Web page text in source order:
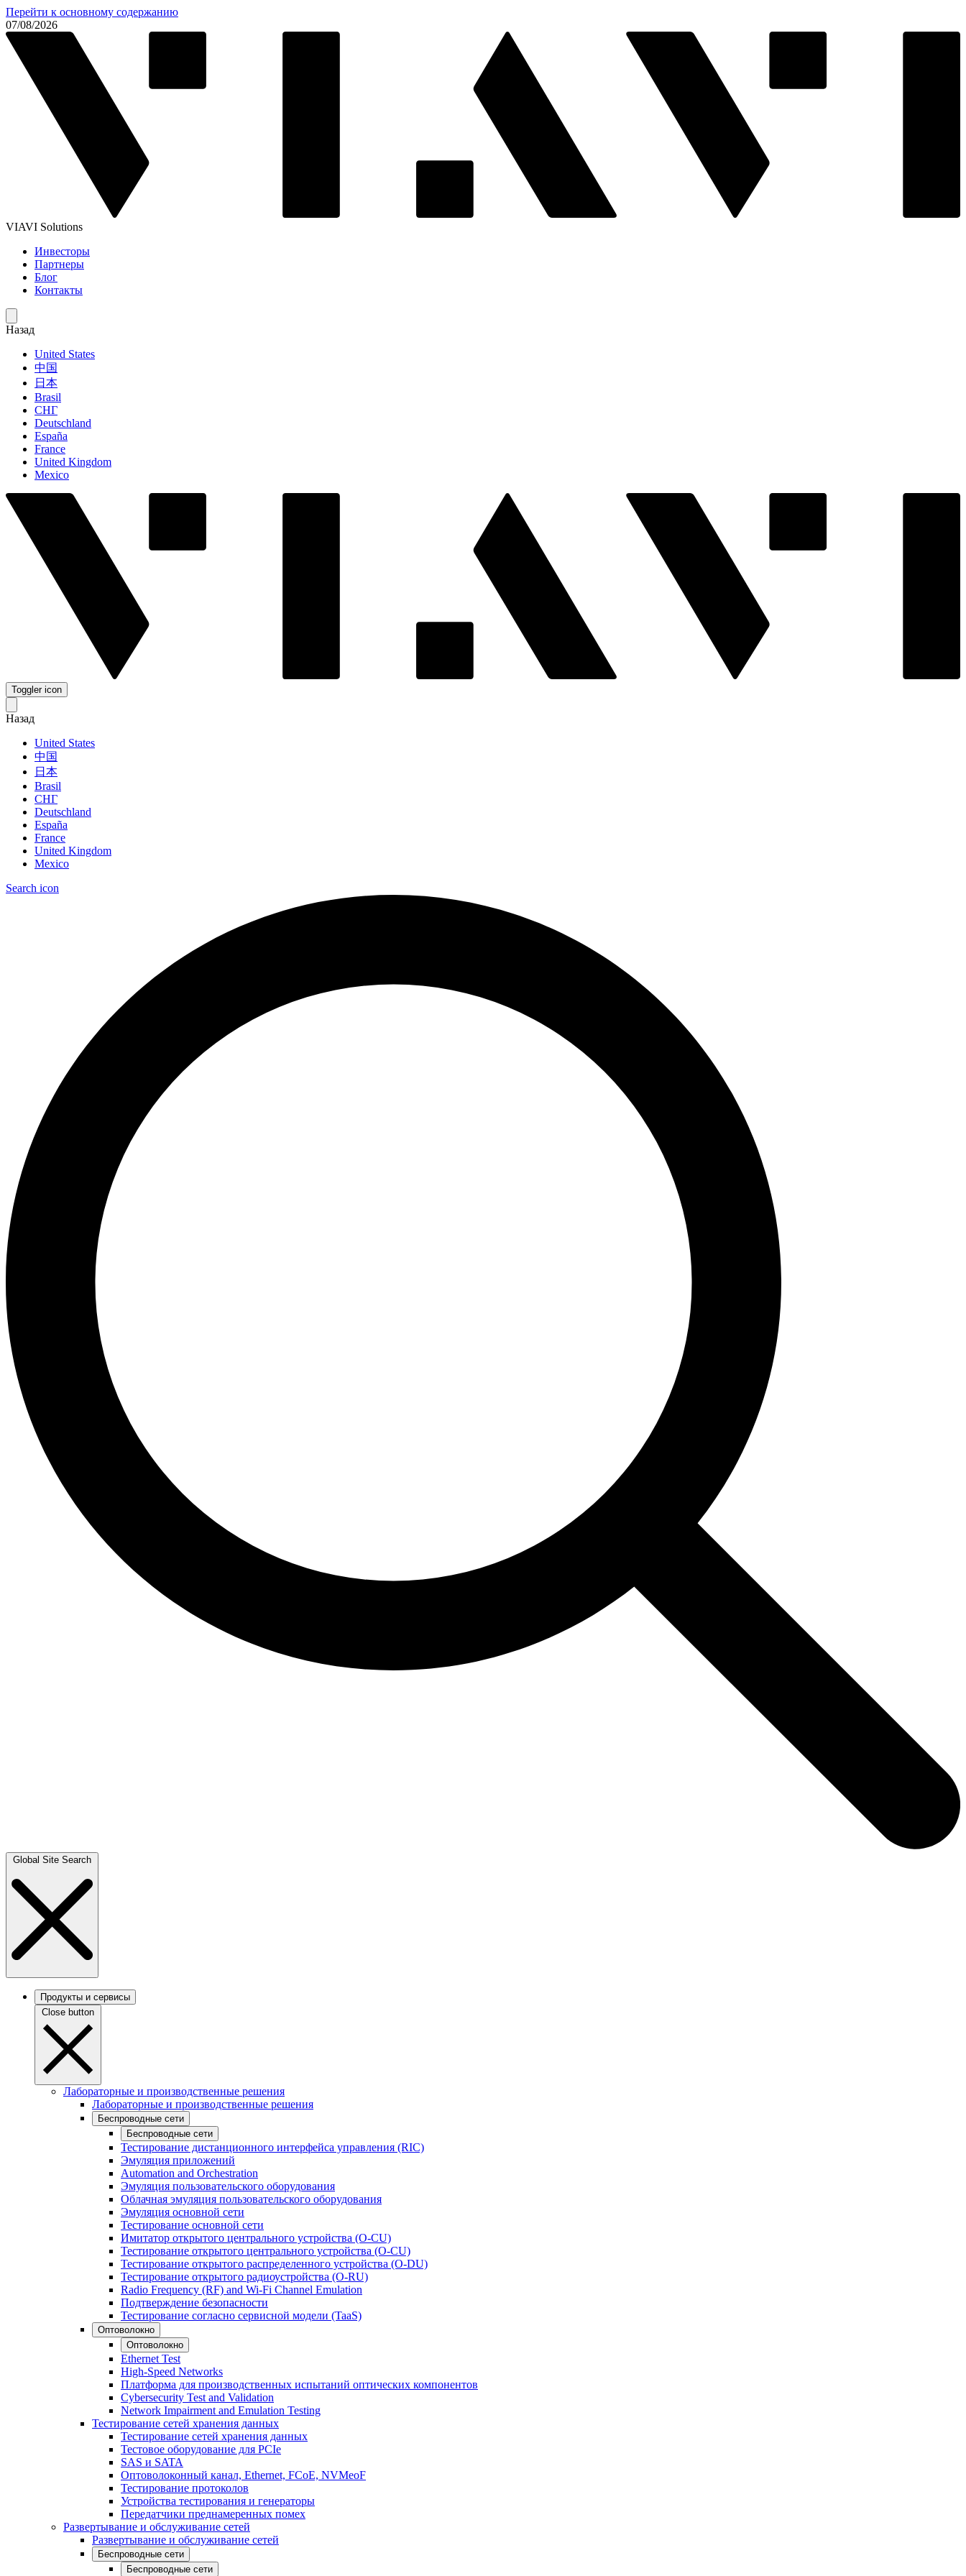
Перейти к основному содержанию
07/08/2026
VIAVI Solutions
Инвесторы
Партнеры
Блог
Контакты
Назад
United States
中国
日本
Brasil
СНГ
Deutschland
España
France
United Kingdom
Mexico
Toggler icon
Назад
United States
中国
日本
Brasil
СНГ
Deutschland
España
France
United Kingdom
Mexico
Search icon
Global Site Search
Продукты и сервисы
Close button
Лабораторные и производственные решения
Лабораторные и производственные решения
Беспроводные сети
Беспроводные сети
Тестирование дистанционного интерфейса управления (RIC)
Эмуляция приложений
Automation and Orchestration
Эмуляция пользовательского оборудования
Облачная эмуляция пользовательского оборудования
Эмуляция основной сети
Тестирование основной сети
Имитатор открытого центрального устройства (O-CU)
Тестирование открытого центрального устройства (O-CU)
Тестирование открытого распределенного устройства (O-DU)
Тестирование открытого радиоустройства (O-RU)
Radio Frequency (RF) and Wi-Fi Channel Emulation
Подтверждение безопасности
Тестирование согласно сервисной модели (TaaS)
Оптоволокно
Оптоволокно
Ethernet Test
High-Speed Networks
Платформа для производственных испытаний оптических компонентов
Cybersecurity Test and Validation
Network Impairment and Emulation Testing
Тестирование сетей хранения данных
Тестирование сетей хранения данных
Тестовое оборудование для PCIe
SAS и SATA
Оптоволоконный канал, Ethernet, FCoE, NVMeoF
Тестирование протоколов
Устройства тестирования и генераторы
Передатчики преднамеренных помех
Развертывание и обслуживание сетей
Развертывание и обслуживание сетей
Беспроводные сети
Беспроводные сети